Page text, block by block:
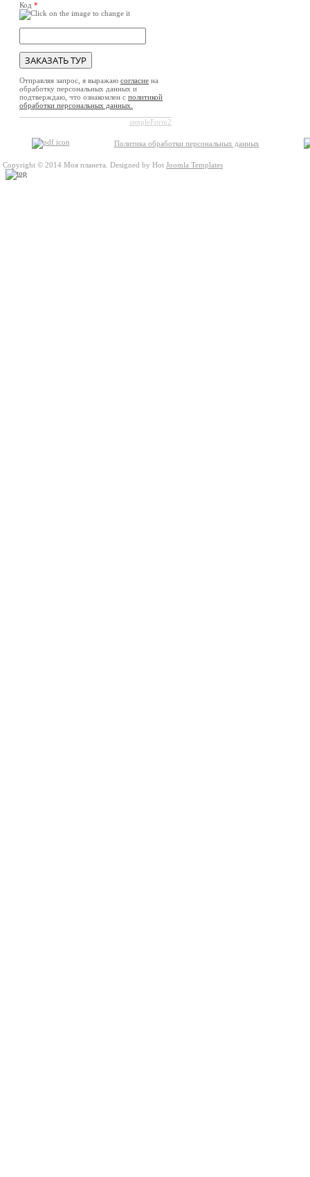
Код *
Отправляя запрос, я выражаю согласие на
обработку персональных данных и
подтверждаю, что ознакомлен с политикой
обработки персональных данных.
simpleForm2
Политика обработки персональных данных
Copyright © 2014 Моя планета. Designed by Hot Joomla Templates